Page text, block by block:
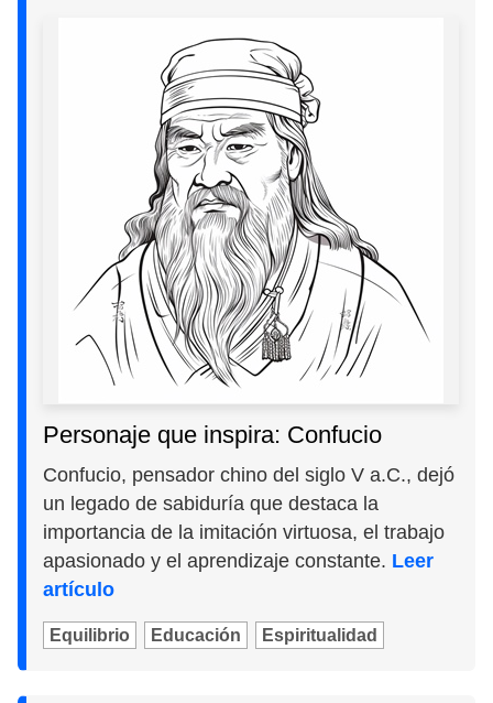
Personaje que inspira: Confucio
Confucio, pensador chino del siglo V a.C., dejó
un legado de sabiduría que destaca la
importancia de la imitación virtuosa, el trabajo
apasionado y el aprendizaje constante. Leer
artículo
Equilibrio Educación Espiritualidad